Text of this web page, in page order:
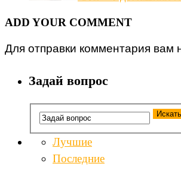
ADD YOUR COMMENT
Для отправки комментария вам
Задай вопрос
Лучшие
Последние